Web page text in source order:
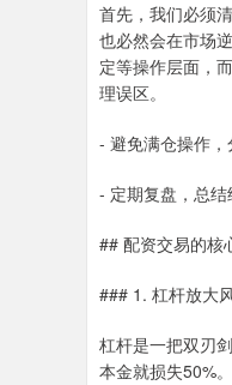
首先，我们必须
也必然会在市场
定等操作层面，
理误区。
- 避免满仓操作，
- 定期复盘，总结
## 配资交易的核
### 1. 杠杆放大
杠杆是一把双刃
本金就损失50%。